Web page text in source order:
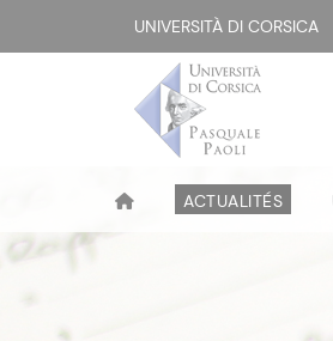
UNIVERSITÀ DI CORSICA
ACTUALITÉS